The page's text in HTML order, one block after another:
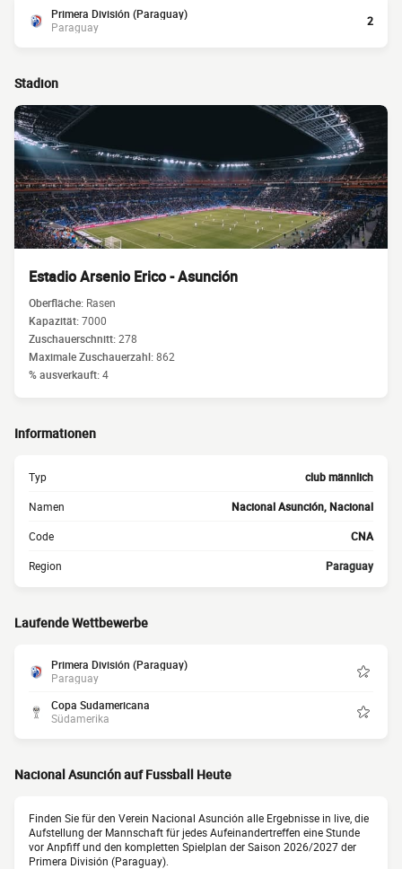
Primera División (Paraguay)
Paraguay
2
Stadion
Estadio Arsenio Erico - Asunción
Oberfläche: Rasen
Kapazität:7000
Zuschauerschnitt:278
Maximale Zuschauerzahl:862
% ausverkauft:4
Informationen
Typ club männlich
Namen Nacional Asunción, Nacional
Code CNA
Region Paraguay
Laufende Wettbewerbe
Primera División (Paraguay)
Paraguay
Copa Sudamericana
Südamerika
Nacional Asunción auf Fussball Heute
Finden Sie für den Verein Nacional Asunción alle Ergebnisse in live, die
Aufstellung der Mannschaft für jedes Aufeinandertreffen eine Stunde
vor Anpfiff und den kompletten Spielplan der Saison 2026/2027 der
Primera División (Paraguay).